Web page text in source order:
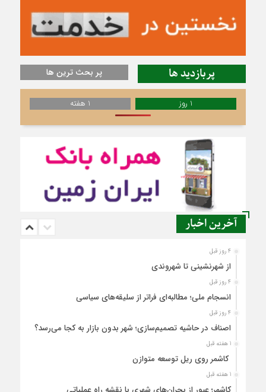
پربازدید ها پر بحث ترین ها
1 روز 1 هفته
آخرین اخبار
4 روز قبل
از شهرنشینی تا شهروندی
4 روز قبل
انسجام ملی؛ مطالبه‌ای فراتر از سلیقه‌های سیاسی
4 روز قبل
اصناف در حاشیه تصمیم‌سازی؛ شهر بدون بازار به کجا می‌رسد؟
1 هفته قبل
کاشمر روی ریل توسعه متوازن
1 هفته قبل